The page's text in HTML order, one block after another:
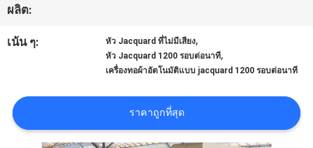
ติดต่อ
เรา
ข่าว
ผลิต:
เน้น ๆ: หัว Jacquard ที่ไม่มีเสียง,
หัว Jacquard 1200 รอบต่อนาที,
เครื่องทอผ้าอัตโนมัติแบบ jacquard 1200 รอบต่อนาที
ราคาถูกที่สุด